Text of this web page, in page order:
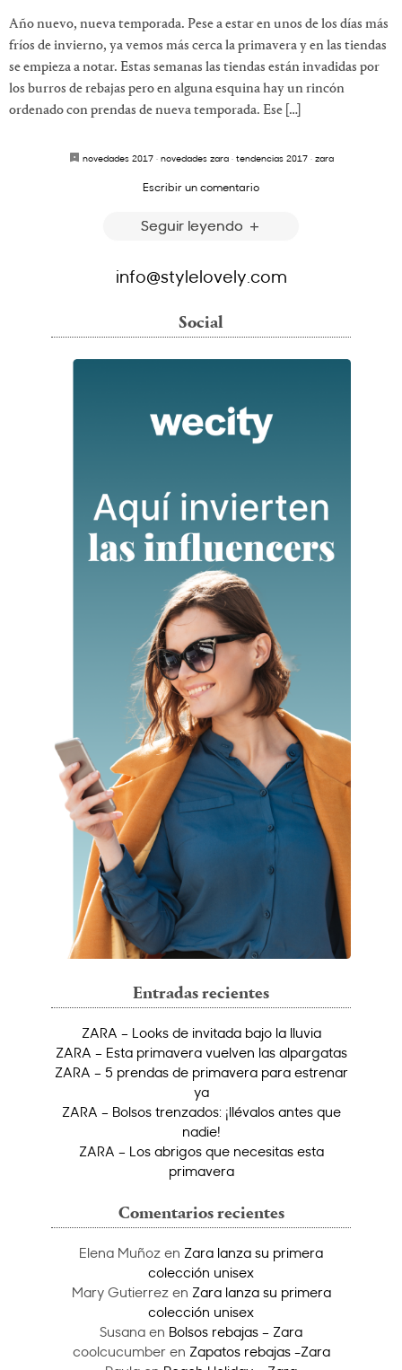
Año nuevo, nueva temporada. Pese a estar en unos de los días más
fríos de invierno, ya vemos más cerca la primavera y en las tiendas
se empieza a notar. Estas semanas las tiendas están invadidas por
los burros de rebajas pero en alguna esquina hay un rincón
ordenado con prendas de nueva temporada. Ese […]
novedades 2017· novedades zara· tendencias 2017· zara
Escribir un comentario
Seguir leyendo
info@stylelovely.com
Social
Entradas recientes
ZARA – Looks de invitada bajo la lluvia
ZARA – Esta primavera vuelven las alpargatas
ZARA – 5 prendas de primavera para estrenar
ya
ZARA – Bolsos trenzados: ¡llévalos antes que
nadie!
ZARA – Los abrigos que necesitas esta
primavera
Comentarios recientes
Elena Muñoz en Zara lanza su primera
colección unisex
Mary Gutierrezen Zara lanza su primera
colección unisex
Susana en Bolsos rebajas – Zara
coolcucumberen Zapatos rebajas -Zara